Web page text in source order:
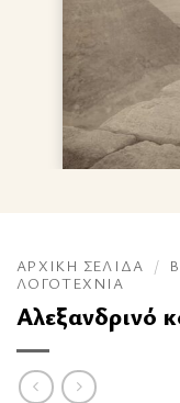
ΑΡΧΙΚΉ ΣΕΛΊΔΑ /
ΛΟΓΟΤΕΧΝΊΑ
Αλεξανδρινό